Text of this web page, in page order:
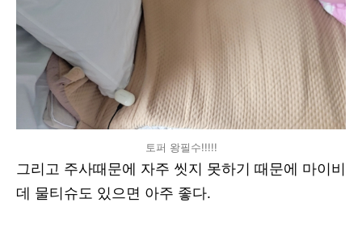
토퍼 왕필수!!!!!
그리고 주사때문에 자주 씻지 못하기 때문에 마이비
데 물티슈도 있으면 아주 좋다.